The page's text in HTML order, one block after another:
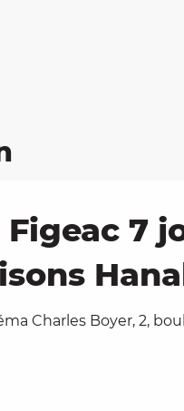
Figeac 7
Charles Boyer, 2,